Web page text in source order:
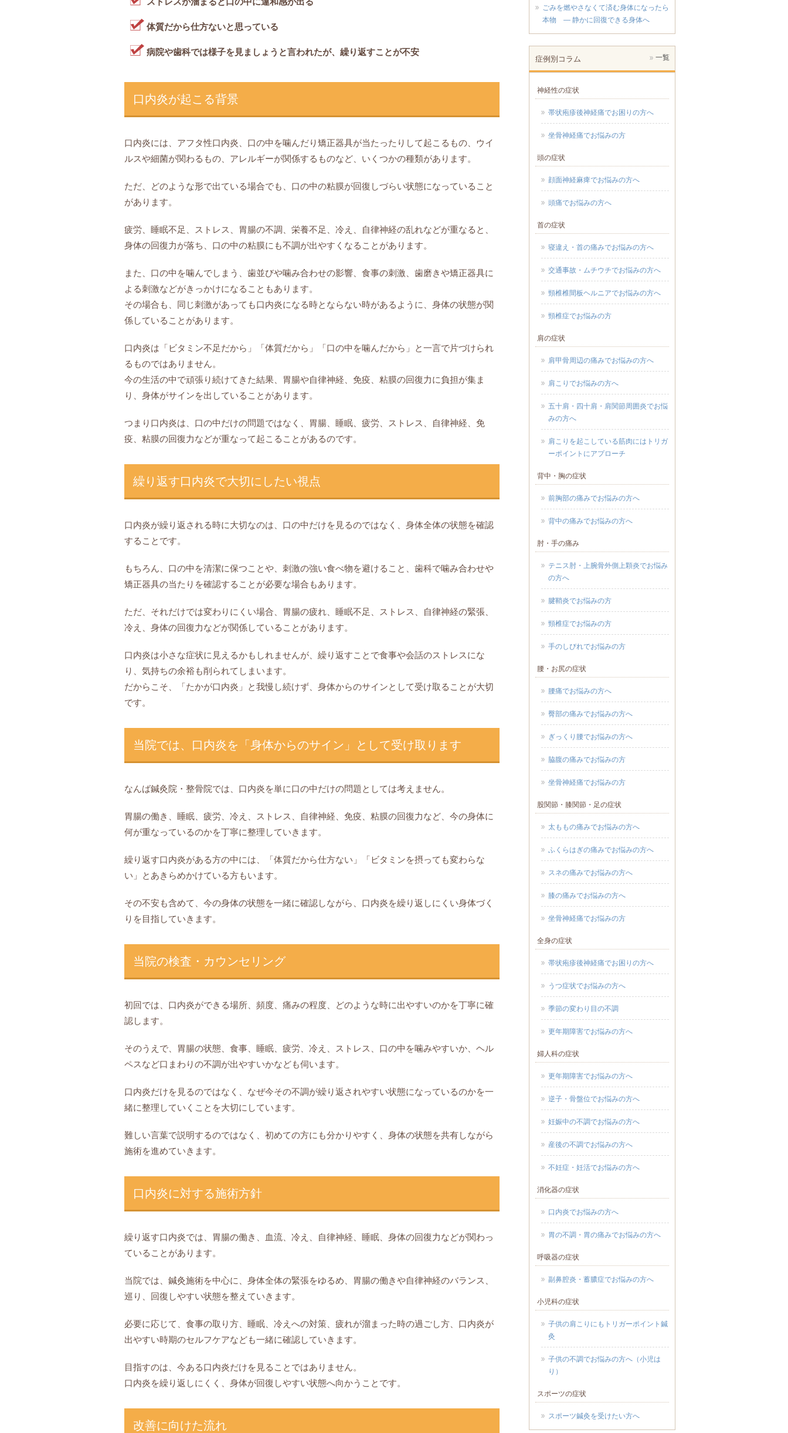
体質だから仕方ないと思っている
病院や歯科では様子を見ましょうと言われたが、繰り返すことが不安
口内炎が起こる背景
口内炎には、アフタ性口内炎、口の中を噛んだり矯正器具が当たったりして起こるもの、ウイ
ルスや細菌が関わるもの、アレルギーが関係するものなど、いくつかの種類があります。
ただ、どのような形で出ている場合でも、口の中の粘膜が回復しづらい状態になっていること
があります。
疲労、睡眠不足、ストレス、胃腸の不調、栄養不足、冷え、自律神経の乱れなどが重なると、
身体の回復力が落ち、口の中の粘膜にも不調が出やすくなることがあります。
また、口の中を噛んでしまう、歯並びや噛み合わせの影響、食事の刺激、歯磨きや矯正器具に
よる刺激などがきっかけになることもあります。
その場合も、同じ刺激があっても口内炎になる時とならない時があるように、身体の状態が関
係していることがあります。
口内炎は「ビタミン不足だから」「体質だから」「口の中を噛んだから」と一言で片づけられ
るものではありません。
今の生活の中で頑張り続けてきた結果、胃腸や自律神経、免疫、粘膜の回復力に負担が集ま
り、身体がサインを出していることがあります。
つまり口内炎は、口の中だけの問題ではなく、胃腸、睡眠、疲労、ストレス、自律神経、免
疫、粘膜の回復力などが重なって起こることがあるのです。
繰り返す口内炎で大切にしたい視点
口内炎が繰り返される時に大切なのは、口の中だけを見るのではなく、身体全体の状態を確認
することです。
もちろん、口の中を清潔に保つことや、刺激の強い食べ物を避けること、歯科で噛み合わせや
矯正器具の当たりを確認することが必要な場合もあります。
ただ、それだけでは変わりにくい場合、胃腸の疲れ、睡眠不足、ストレス、自律神経の緊張、
冷え、身体の回復力などが関係していることがあります。
口内炎は小さな症状に見えるかもしれませんが、繰り返すことで食事や会話のストレスにな
り、気持ちの余裕も削られてしまいます。
だからこそ、「たかが口内炎」と我慢し続けず、身体からのサインとして受け取ることが大切
です。
当院では、口内炎を「身体からのサイン」として受け取ります
なんば鍼灸院・整骨院では、口内炎を単に口の中だけの問題としては考えません。
胃腸の働き、睡眠、疲労、冷え、ストレス、自律神経、免疫、粘膜の回復力など、今の身体に
何が重なっているのかを丁寧に整理していきます。
繰り返す口内炎がある方の中には、「体質だから仕方ない」「ビタミンを摂っても変わらな
い」とあきらめかけている方もいます。
その不安も含めて、今の身体の状態を一緒に確認しながら、口内炎を繰り返しにくい身体づく
りを目指していきます。
当院の検査・カウンセリング
初回では、口内炎ができる場所、頻度、痛みの程度、どのような時に出やすいのかを丁寧に確
認します。
そのうえで、胃腸の状態、食事、睡眠、疲労、冷え、ストレス、口の中を噛みやすいか、ヘル
ペスなど口まわりの不調が出やすいかなども伺います。
口内炎だけを見るのではなく、なぜ今その不調が繰り返されやすい状態になっているのかを一
緒に整理していくことを大切にしています。
難しい言葉で説明するのではなく、初めての方にも分かりやすく、身体の状態を共有しながら
施術を進めていきます。
口内炎に対する施術方針
繰り返す口内炎では、胃腸の働き、血流、冷え、自律神経、睡眠、身体の回復力などが関わっ
ていることがあります。
当院では、鍼灸施術を中心に、身体全体の緊張をゆるめ、胃腸の働きや自律神経のバランス、
巡り、回復しやすい状態を整えていきます。
必要に応じて、食事の取り方、睡眠、冷えへの対策、疲れが溜まった時の過ごし方、口内炎が
出やすい時期のセルフケアなども一緒に確認していきます。
目指すのは、今ある口内炎だけを見ることではありません。
口内炎を繰り返しにくく、身体が回復しやすい状態へ向かうことです。
改善に向けた流れ
ごみを燃やさなくて済む身体になったら
本物 ― 静かに回復できる身体へ
症例別コラム 一覧
神経性の症状
帯状疱疹後神経痛でお困りの方へ
坐骨神経痛でお悩みの方
頭の症状
顔面神経麻痺でお悩みの方へ
頭痛でお悩みの方へ
首の症状
寝違え・首の痛みでお悩みの方へ
交通事故・ムチウチでお悩みの方へ
頸椎椎間板ヘルニアでお悩みの方へ
頸椎症でお悩みの方
肩の症状
肩甲骨周辺の痛みでお悩みの方へ
肩こりでお悩みの方へ
五十肩・四十肩・肩関節周囲炎でお悩
みの方へ
肩こりを起こしている筋肉にはトリガ
ーポイントにアプローチ
背中・胸の症状
前胸部の痛みでお悩みの方へ
背中の痛みでお悩みの方へ
肘・手の痛み
テニス肘・上腕骨外側上顆炎でお悩み
の方へ
腱鞘炎でお悩みの方
頸椎症でお悩みの方
手のしびれでお悩みの方
腰・お尻の症状
腰痛でお悩みの方へ
臀部の痛みでお悩みの方へ
ぎっくり腰でお悩みの方へ
脇腹の痛みでお悩みの方
坐骨神経痛でお悩みの方
股関節・膝関節・足の症状
太ももの痛みでお悩みの方へ
ふくらはぎの痛みでお悩みの方へ
スネの痛みでお悩みの方へ
膝の痛みでお悩みの方へ
坐骨神経痛でお悩みの方
全身の症状
帯状疱疹後神経痛でお困りの方へ
うつ症状でお悩みの方へ
季節の変わり目の不調
更年期障害でお悩みの方へ
婦人科の症状
更年期障害でお悩みの方へ
逆子・骨盤位でお悩みの方へ
妊娠中の不調でお悩みの方へ
産後の不調でお悩みの方へ
不妊症・妊活でお悩みの方へ
消化器の症状
口内炎でお悩みの方へ
胃の不調・胃の痛みでお悩みの方へ
呼吸器の症状
副鼻腔炎・蓄膿症でお悩みの方へ
小児科の症状
子供の肩こりにもトリガーポイント鍼
灸
子供の不調でお悩みの方へ（小児は
り）
スポーツの症状
スポーツ鍼灸を受けたい方へ